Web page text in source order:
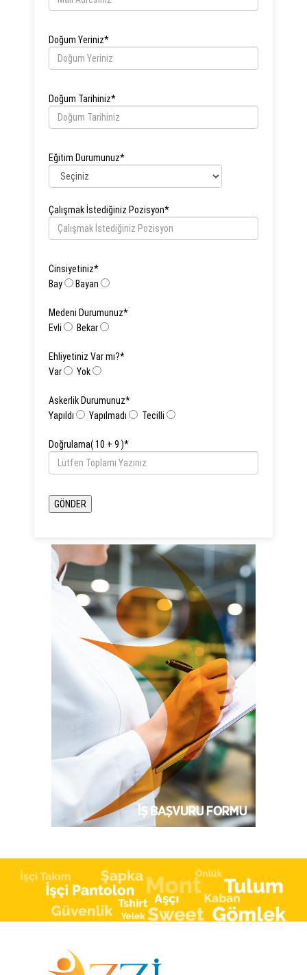
Doğum Yeriniz*
Doğum Tarihiniz*
Eğitim Durumunuz*
Çalışmak İstediğiniz Pozisyon*
Cinsiyetiniz*
Bay
Bayan
Medeni Durumunuz*
Evli
Bekar
Ehliyetiniz Var mı?*
Var
Yok
Askerlik Durumunuz*
Yapıldı
Yapılmadı Tecilli
Doğrulama( 10 + 9 )*
Twitter Tumblr